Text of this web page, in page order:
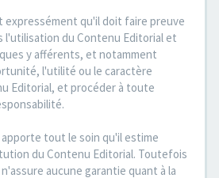
expressément qu'il doit faire preuve
l'utilisation du Contenu Editorial et
y afférents, et notamment
l'utilité ou le caractère
Editorial, et procéder à toute
tout le soin qu'il estime
du Contenu Editorial. Toutefois
aucune garantie quant à la